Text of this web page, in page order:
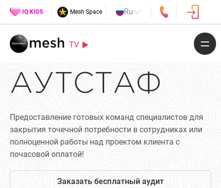
IQ KIDS Mesh Space Ru
TV
АУТСТАФ
Предоставление готовых команд специалистов для
закрытия точечной потребности в сотрудниках или
полноценной работы над проектом клиента с
почасовой оплатой!
Заказать бесплатный аудит